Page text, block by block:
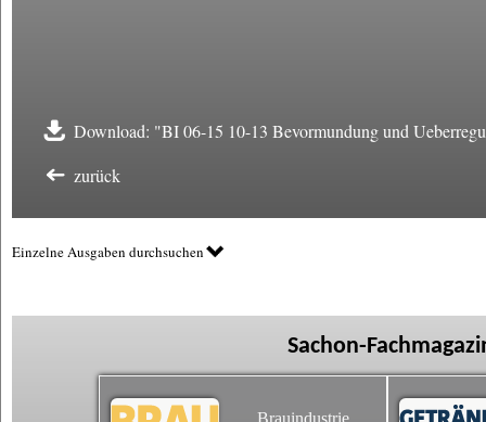
Download: "BI 06-15 10-13 Bevormundung und
zurück
Einzelne Ausgaben durchsuchen
Sachon-
Brauindustrie